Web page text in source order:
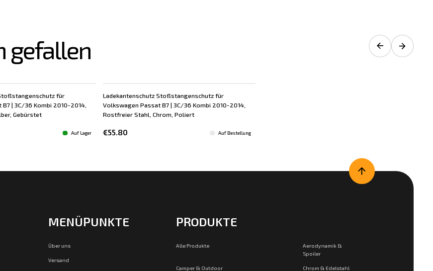
gefallen
für
| 3C/36 Kombi 2010-2014,
Gebürstet
Auf Lager
Ladekantenschutz Stoßstangenschutz für
Volkswagen Passat B7 | 3C/36 Kombi 2010-2014,
Rostfreier Stahl, Chrom, Poliert
€55.80 Auf Bestellung
MENÜPUNKTE
Über uns
Versand
PRODUKTE
Alle Produkte
Aerodynamik &
Spoiler
Camper & Outdoor Chrom & Edelstahl